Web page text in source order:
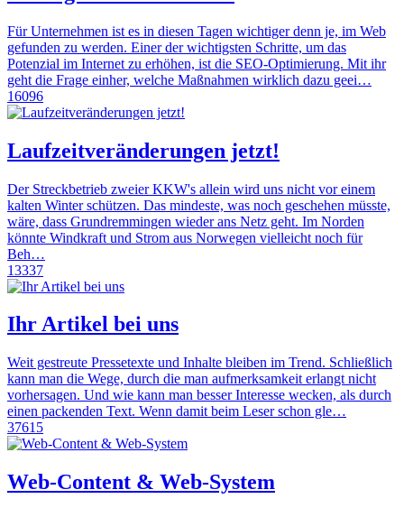
Für Unternehmen ist es in diesen Tagen wichtiger denn je, im Web
gefunden zu werden. Einer der wichtigsten Schritte, um das
Potenzial im Internet zu erhöhen, ist die SEO-Optimierung. Mit ihr
geht die Frage einher, welche Maßnahmen wirklich dazu geei…
16096
Laufzeitveränderungen jetzt!
Der Streckbetrieb zweier KKW's allein wird uns nicht vor einem
kalten Winter schützen. Das mindeste, was noch geschehen müsste,
wäre, dass Grundremmingen wieder ans Netz geht. Im Norden
könnte Windkraft und Strom aus Norwegen vielleicht noch für
Beh…
13337
Ihr Artikel bei uns
Weit gestreute Pressetexte und Inhalte bleiben im Trend. Schließlich
kann man die Wege, durch die man aufmerksamkeit erlangt nicht
vorhersagen. Und wie kann man besser Interesse wecken, als durch
einen packenden Text. Wenn damit beim Leser schon gle…
37615
Web-Content & Web-System